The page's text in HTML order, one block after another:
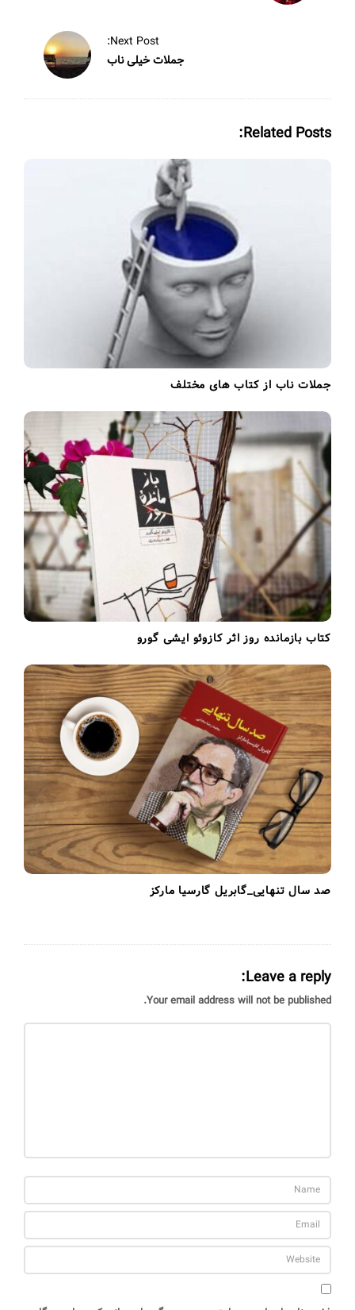
Next Post:
جملات خیلی ناب
Related Posts:
جملات ناب از کتاب های مختلف
کتاب بازمانده روز اثر کازوئو ایشی گورو
صد سال تنهایی_گابریل گارسیا مارکز
Leave a reply:
Your email address will not be published.